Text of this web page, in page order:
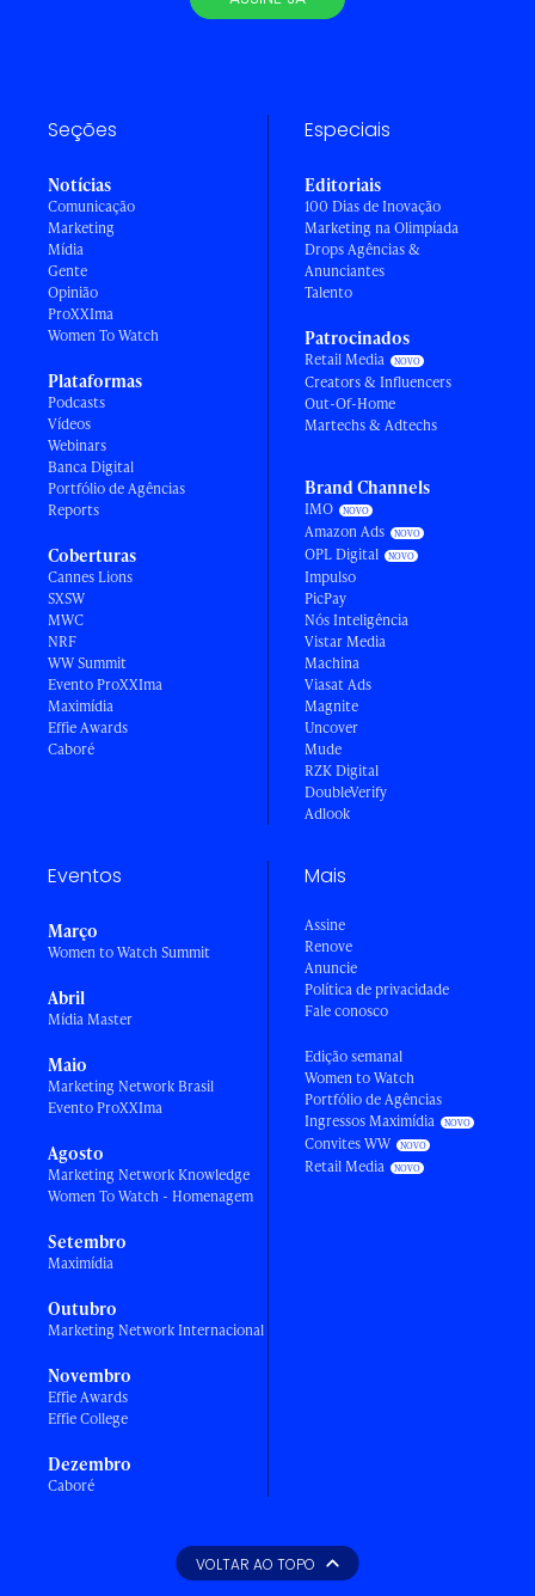
Seções
Notícias
Comunicação
Marketing
Mídia
Gente
Opinião
ProXXIma
Women To Watch
Plataformas
Podcasts
Vídeos
Webinars
Banca Digital
Portfólio de Agências
Reports
Coberturas
Cannes Lions
SXSW
MWC
NRF
WW Summit
Evento ProXXIma
Maximídia
Effie Awards
Caboré
Especiais
Editoriais
100 Dias de Inovação
Marketing na Olimpíada
Drops Agências &
Anunciantes
Talento
Patrocinados
Retail Media
Creators & Influencers
Out-Of-Home
Martechs & Adtechs
Brand Channels
IMO
Amazon Ads
OPL Digital
Impulso
PicPay
Nós Inteligência
Vistar Media
Machina
Viasat Ads
Magnite
Uncover
Mude
RZK Digital
DoubleVerify
Adlook
Eventos
Março
Women to Watch Summit
Abril
Mídia Master
Maio
Marketing Network Brasil
Evento ProXXIma
Agosto
Marketing Network Knowledge
Women To Watch - Homenagem
Setembro
Maximídia
Outubro
Marketing Network Internacional
Novembro
Effie Awards
Effie College
Dezembro
Caboré
Mais
Assine
Renove
Anuncie
Política de privacidade
Fale conosco
Edição semanal
Women to Watch
Portfólio de Agências
Ingressos Maximídia
Convites WW
Retail Media
VOLTAR AO TOPO